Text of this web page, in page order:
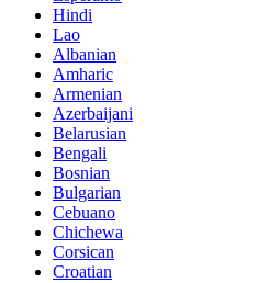
Hindi
Lao
Albanian
Amharic
Armenian
Azerbaijani
Belarusian
Bengali
Bosnian
Bulgarian
Cebuano
Chichewa
Corsican
Croatian